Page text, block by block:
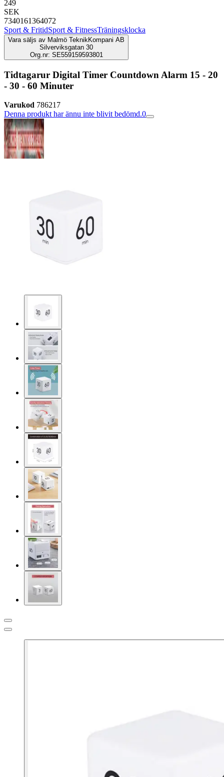
249
SEK
7340161364072
Sport & FritidSport & FitnessTräningsklocka
Vara säljs av Malmö TeknikKompani AB
Silverviksgatan 30
Org.nr: SE559159593801
Tidtagarur Digital Timer Countdown Alarm 15 - 20
- 30 - 60 Minuter
Varukod 786217
Denna produkt har ännu inte blivit bedömd.0